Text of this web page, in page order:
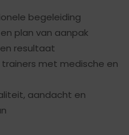
begeleiding
plan van aanpak
resultaat
met medische en
aandacht en